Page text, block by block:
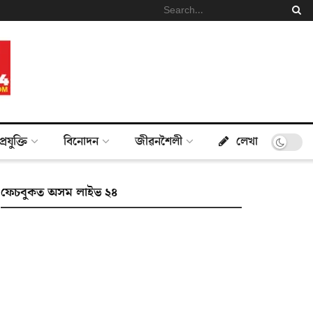
প্ৰযুক্তি বিনোদন জীৱনশৈলী লেখা
ফেচবুকত অসম লাইভ ২৪